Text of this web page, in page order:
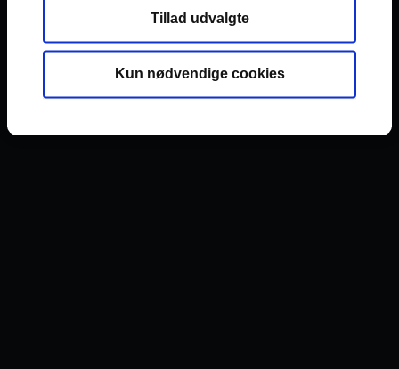
Tillad udvalgte
Kun nødvendige cookies
Se hele svaret
Spørgsmål fra Tina Bonnerup
Danielsen, årPassword slettet